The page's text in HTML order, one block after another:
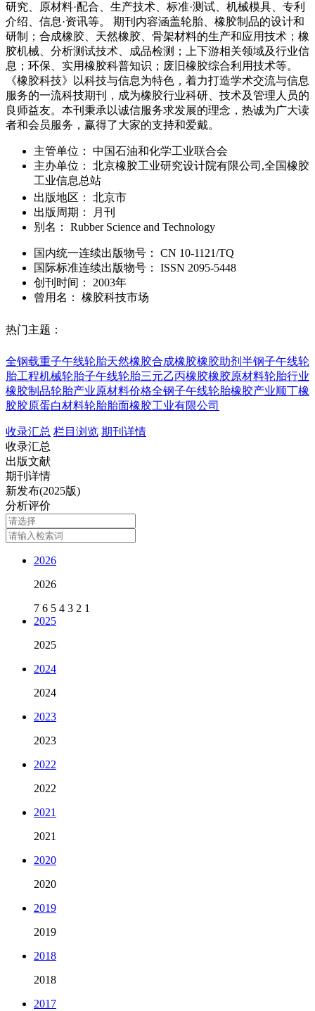
研究、原材料·配合、生产技术、标准·测试、机械模具、专利
介绍、信息·资讯等。 期刊内容涵盖轮胎、橡胶制品的设计和
研制；合成橡胶、天然橡胶、骨架材料的生产和应用技术；橡
胶机械、分析测试技术、成品检测；上下游相关领域及行业信
息；环保、实用橡胶科普知识；废旧橡胶综合利用技术等。
《橡胶科技》以科技与信息为特色，着力打造学术交流与信息
服务的一流科技期刊，成为橡胶行业科研、技术及管理人员的
良师益友。本刊秉承以诚信服务求发展的理念，热诚为广大读
者和会员服务，赢得了大家的支持和爱戴。
主管单位：
中国石油和化学工业联合会
主办单位：
北京橡胶工业研究设计院有限公司,全国橡胶
工业信息总站
出版地区：
北京市
出版周期：
月刊
别名：
Rubber Science and Technology
国内统一连续出版物号： CN 10-1121/TQ
国际标准连续出版物号 ： ISSN 2095-5448
创刊时间：
2003年
曾用名：
橡胶科技市场
热门主题：
全钢载重子午线轮胎天然橡胶合成橡胶橡胶助剂 半钢子午线轮
胎工程机械轮胎子午线轮胎三元乙丙橡胶橡胶原材料轮胎行业
橡胶制品轮胎产业原材料价格全钢子午线轮胎橡胶产业顺丁橡
胶胶原蛋白材料轮胎胎面橡胶工业有限公司
收录汇总 栏目浏览 期刊详情
收录汇总
出版文献
期刊详情
新发布(2025版)
分析评价
2026
2026
7 6 5 4 3 2 1
2025
2025
2024
2024
2023
2023
2022
2022
2021
2021
2020
2020
2019
2019
2018
2018
2017